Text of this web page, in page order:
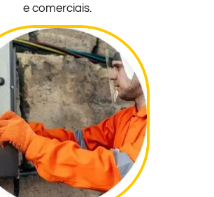
e comerciais.